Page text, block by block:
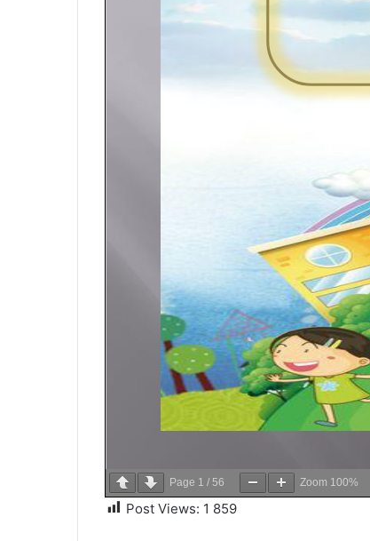
Page 1 / 56 Zoom 100%
Post Views: 1 859